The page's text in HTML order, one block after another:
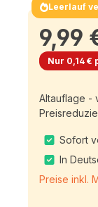
Leerlauf
9,99
Nur 0,14 €
Altauflage -
Sofort
In
Preise inkl.